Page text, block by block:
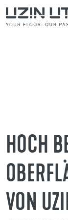
HOCH
VON